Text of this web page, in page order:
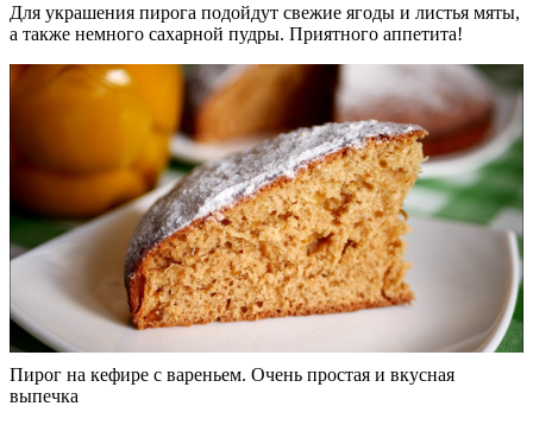
Для украшения пирога подойдут свежие ягоды и листья мяты,
а также немного сахарной пудры. Приятного аппетита!
Пирог на кефире с вареньем. Очень простая и вкусная
выпечка